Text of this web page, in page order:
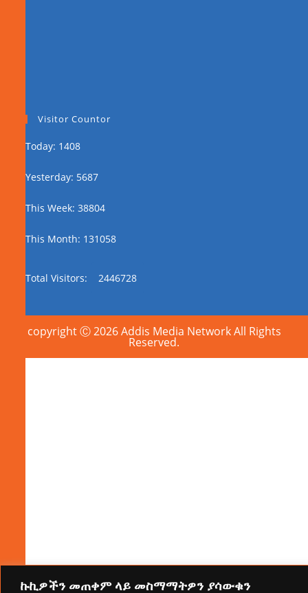
ኩኪዎችን መጠቀም ላይ መስማማትዎን ያሳውቁን
Visitor Countor
Today: 1408
Yesterday: 5687
This Week: 38804
This Month: 131058
Total Visitors: 2446728
copyright Ⓒ 2026 Addis Media Network All Rights
Reserved.